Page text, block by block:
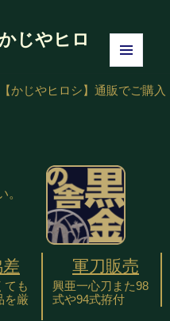
じやヒロ
ーとウ
かじやヒロシ】 通販でご購入
軍刀販売
興亜一心刀また98
式や94式拵付
ても
を厳